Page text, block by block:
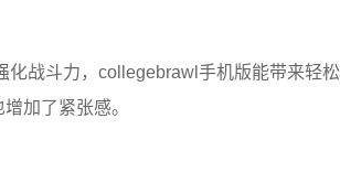
化战斗力，collegebrawl手机版能带来轻松
加了紧张感。